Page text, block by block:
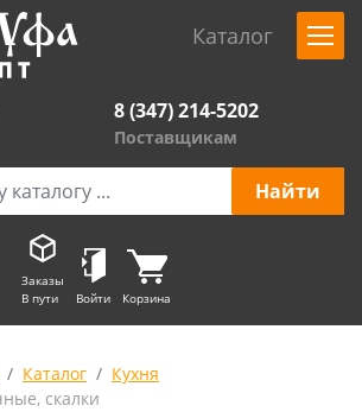
Каталог
8 (347) 214-5202
Поставщикам
Заказы
В пути
Войти Корзина
Каталог
Кухня
скалки